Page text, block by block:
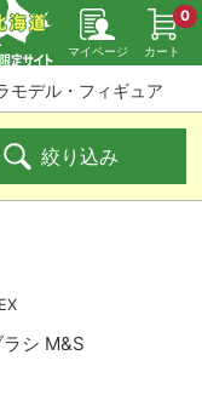
マイページ カート
0
モデル・フィギュア
絞り込み
シ M&S